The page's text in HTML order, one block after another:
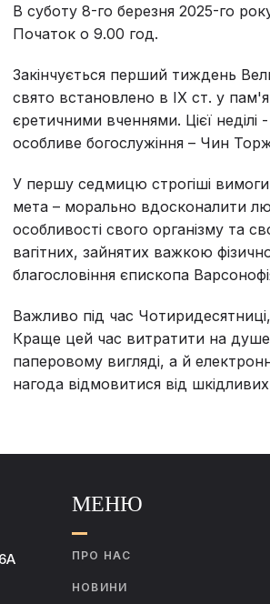
В суботу 8-го березня 2025-го
Початок о 9.00 год.
Закінчується перший тиждень
свято встановлено в IX ст. у
єретичними вченнями. Цієї
особливе богослужіння – Чин
У першу седмицю строгіші
мета – морально вдосконалити
особливості свого організму та
вагітних, зайнятих важкою
благословіння єпископа
Важливо під час
Краще цей час витратити на
паперовому вигляді, а й
нагода відмовитися від
МЕНЮ
ПРО НАС
НОВИНИ